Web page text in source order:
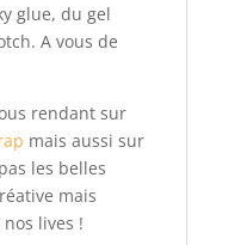
glue, du gel
A vous de
rendant sur
mais aussi sur
les belles
mais
lives !